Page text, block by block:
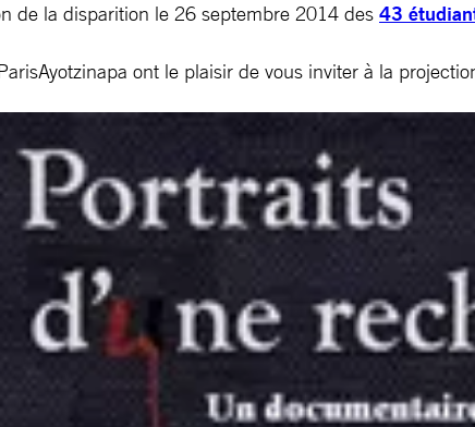
de la disparition le 26 septembre 2014 des 43
ont le plaisir de vous inviter à la